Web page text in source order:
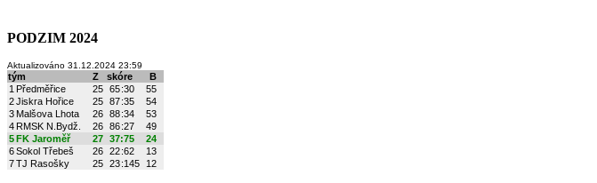
PODZIM 2024
Aktualizováno 31.12.2024 23:59
tým Z skóre
B
1 Předměřice 25 65:30
55
2Jiskra Hořice 25 87:35
54
3 Malšova Lhota 26 88:34
53
4 RMSK N.Bydž. 26 86:27
49
5FK Jaroměř 27 37:75
24
6Sokol Třebeš 26 22:62
13
7TJ Rasošky 25 23:145 12